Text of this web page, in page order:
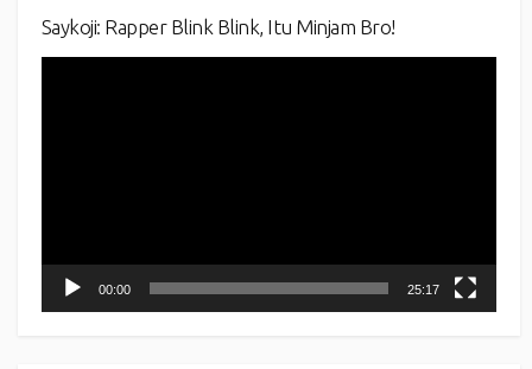
Saykoji: Rapper Blink Blink, Itu Minjam Bro!
00:00 25:17